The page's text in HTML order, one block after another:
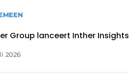
Group lanceert Inther Insights
2026